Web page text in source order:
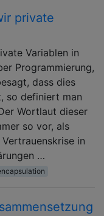
private
Variablen in
Programmierung,
dass dies
so definiert man
Wortlaut dieser
so vor, als
in
…